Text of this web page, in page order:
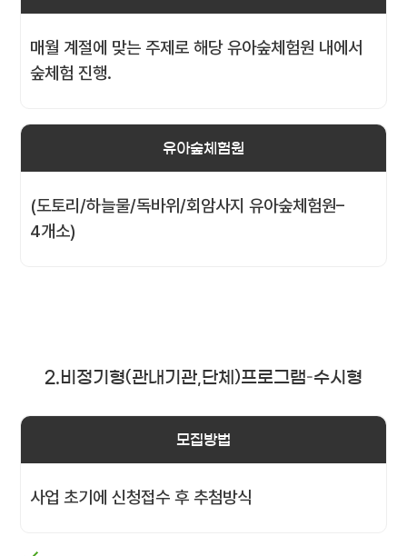
매월 계절에 맞는 주제로 해당 유아숲체험원 내에서
숲체험 진행.
유아숲체험원
(도토리/하늘물/독바위/회암사지 유아숲체험원–
4개소)
2.비정기형(관내기관,단체)프로그램–수시형
모집방법
사업 초기에 신청접수 후 추첨방식